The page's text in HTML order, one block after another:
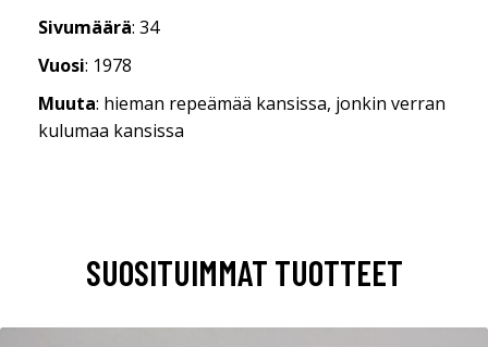
Sivumäärä: 34
Vuosi: 1978
Muuta: hieman repeämää kansissa, jonkin verran
kulumaa kansissa
SUOSITUIMMAT TUOTTEET